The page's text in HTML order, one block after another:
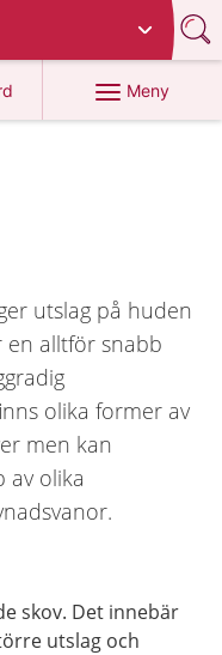
Meny
utslag på huden
en alltför snabb
olika former av
men kan
av olika
skov. Det innebär
utslag och